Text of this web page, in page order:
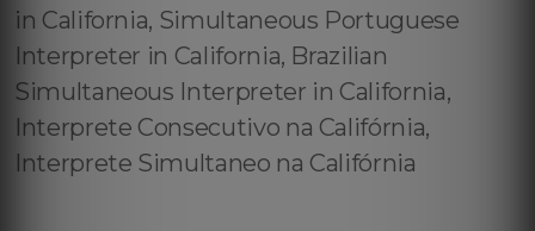
in California, Simultaneous Portuguese
Interpreter in California, Brazilian
Simultaneous Interpreter in California,
Interprete Consecutivo na Califórnia,
Interprete Simultaneo na Califórnia